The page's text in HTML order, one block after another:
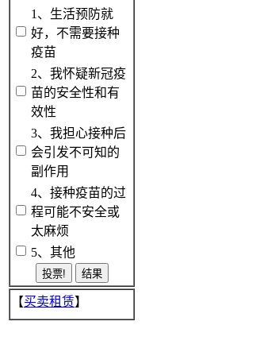
1、生活预防就
好，不需要接种
疫苗
2、我怀疑新冠疫
苗的安全性和有
效性
3、我担心接种后
会引发不可知的
副作用
4、接种疫苗的过
程可能不安全或
太麻烦
5、其他
【买卖租赁】